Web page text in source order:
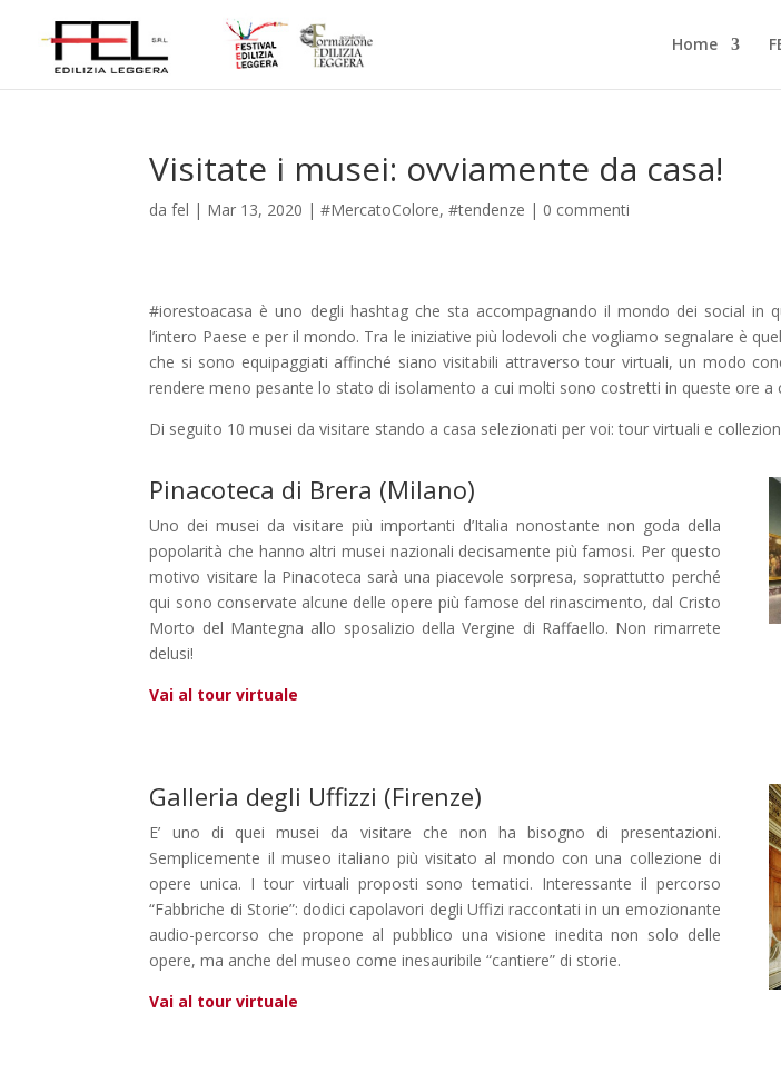
Home
Visitate i musei: ovviamente da casa!
dafel | Mar 13, 2020 |#MercatoColore,#tendenze | 0 commenti
#iorestoacasa è uno degli hashtag che sta accompagnando il mondo dei social in
l’intero Paese e per il mondo. Tra le iniziative più lodevoli che vogliamo segnalare è
che si sono equipaggiati affinché siano visitabili attraverso tour virtuali, un modo
rendere meno pesante lo stato di isolamento a cui molti sono costretti in queste ore a
Di seguito 10 musei da visitare stando a casa selezionati per voi: tour virtuali e
Pinacoteca di Brera (Milano)
Uno dei musei da visitare più importanti d’Italia nonostante non goda della
popolarità che hanno altri musei nazionali decisamente più famosi. Per questo
motivo visitare la Pinacoteca sarà una piacevole sorpresa, soprattutto perché
qui sono conservate alcune delle opere più famose del rinascimento, dal Cristo
Morto del Mantegna allo sposalizio della Vergine di Raffaello. Non rimarrete
delusi!
Vai al tour virtuale
Galleria degli Uffizzi (Firenze)
E’ uno di quei musei da visitare che non ha bisogno di presentazioni.
Semplicemente il museo italiano più visitato al mondo con una collezione di
opere unica. I tour virtuali proposti sono tematici. Interessante il percorso
“Fabbriche di Storie”: dodici capolavori degli Uffizi raccontati in un emozionante
audio-percorso che propone al pubblico una visione inedita non solo delle
opere, ma anche del museo come inesauribile “cantiere” di storie.
Vai al tour virtuale